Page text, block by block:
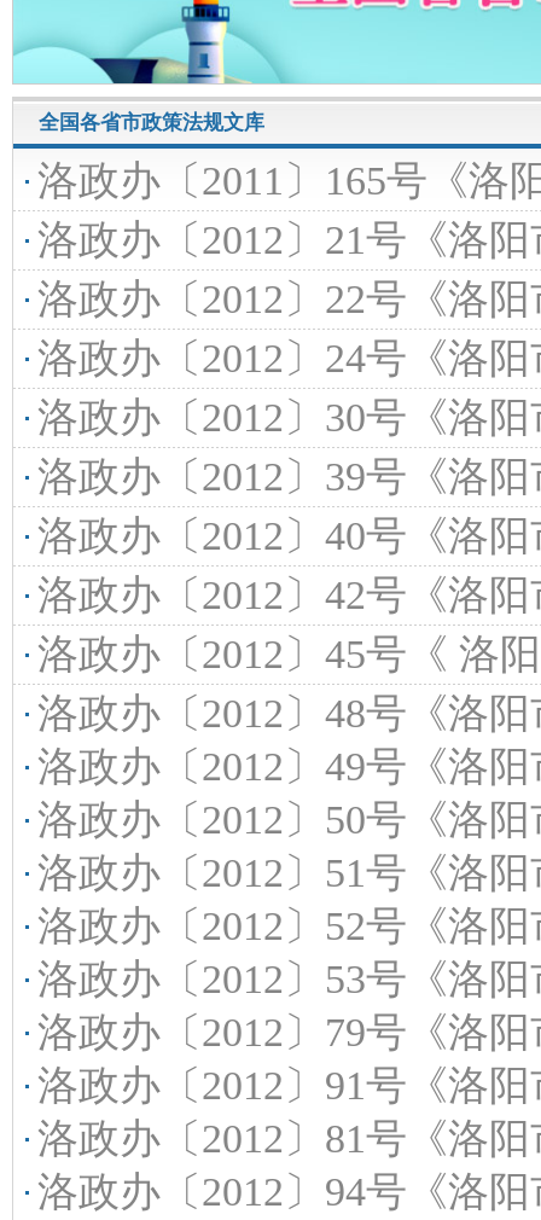
全国各省市政策法规文库
洛政办〔2011〕165号《洛阳市人民政府办公室关于表彰
洛政办〔2012〕21号《洛阳市人民政府办公室关于
洛政办〔2012〕22号《洛阳市人民政府办公室关于印发第30届中
洛政办〔2012〕24号《洛阳市人民政府办公室关于表彰
洛政办〔2012〕30号《洛阳市人民政府办公室关于表彰2011年
洛政办〔2012〕39号《洛阳市人民政府办公室关于
洛政办〔2012〕40号《洛阳市人民政府办
洛政办〔2012〕42号《洛阳市人民政府办公室
洛政办〔2012〕45号《 洛阳市人民政府办公室关于转发在全市行政机关公务
洛政办〔2012〕48号《洛阳市人民政府办公室关于表
洛政办〔2012〕49号《洛阳市人民政府办公室关
洛政办〔2012〕50号《洛阳市人民政府办公室关
洛政办〔2012〕51号《洛阳市人民政府办公室关于印发
洛政办〔2012〕52号《洛阳市人民政府办公室关于
洛政办〔2012〕53号《洛阳市人民政府办公室关
洛政办〔2012〕79号《洛阳市人民政府办公室关于
洛政办〔2012〕91号《洛阳市人民政府办公
洛政办〔2012〕81号《洛阳市人民政府办公室关于建立
洛政办〔2012〕94号《洛阳市人民政府办公室关于挂